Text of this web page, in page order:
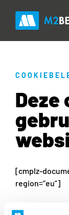
inhoud
Diensten
Projecten
Contact
Deze
[cmplz-
region=”eu”]